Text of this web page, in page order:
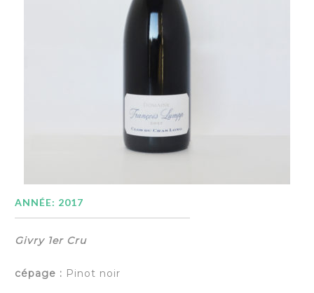
ANNÉE: 2017
Givry 1er Cru
cépage : Pinot noir